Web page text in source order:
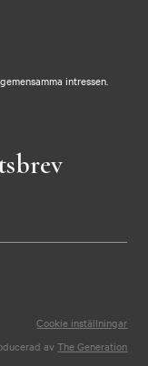
intressen.
Cookie inställningar
avThe Generation